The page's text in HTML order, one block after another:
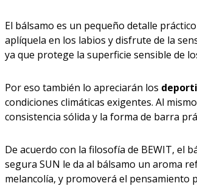
El bálsamo es un pequeño detalle
aplíquela en los labios y disfrute de la
ya que protege la superficie sensible de
Por eso también lo apreciarán los
condiciones climáticas exigentes. Al
consistencia sólida y la forma de barra
De acuerdo con la filosofía de BEWIT, el
segura SUN le da al bálsamo un aroma
melancolía, y promoverá el pensamiento